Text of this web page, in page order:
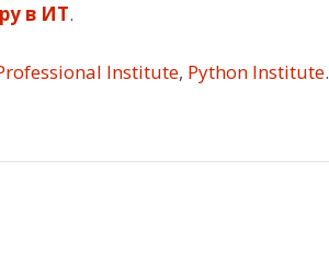
в ИТ.
Institute, Python Institute.